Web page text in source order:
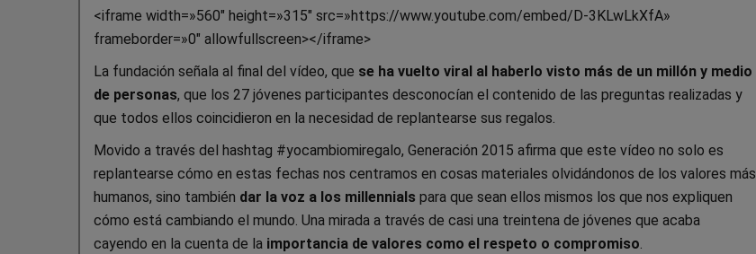
<iframe width=»560″ height=»315″ src=»https://www.youtube.com/embed/D-3KLwLkXfA»
frameborder=»0″ allowfullscreen></iframe>
La fundación señala al final del vídeo, que se ha vuelto viral al haberlo visto más de un millón y medio
de personas, que los 27 jóvenes participantes desconocían el contenido de las preguntas realizadas y
que todos ellos coincidieron en la necesidad de replantearse sus regalos.
Movido a través del hashtag #yocambiomiregalo, Generación 2015 afirma que este vídeo no solo es
replantearse cómo en estas fechas nos centramos en cosas materiales olvidándonos de los valores más
humanos, sino también dar la voz a los millennials para que sean ellos mismos los que nos expliquen
cómo está cambiando el mundo. Una mirada a través de casi una treintena de jóvenes que acaba
cayendo en la cuenta de la importancia de valores como el respeto o compromiso.